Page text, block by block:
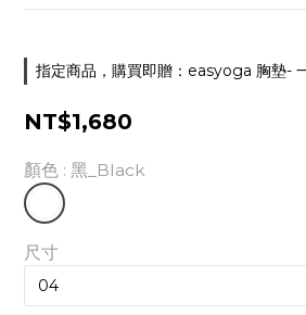
指定商品，購買即贈：easyoga 胸墊-
NT$1,680
顏色 : 黑_Black
尺寸